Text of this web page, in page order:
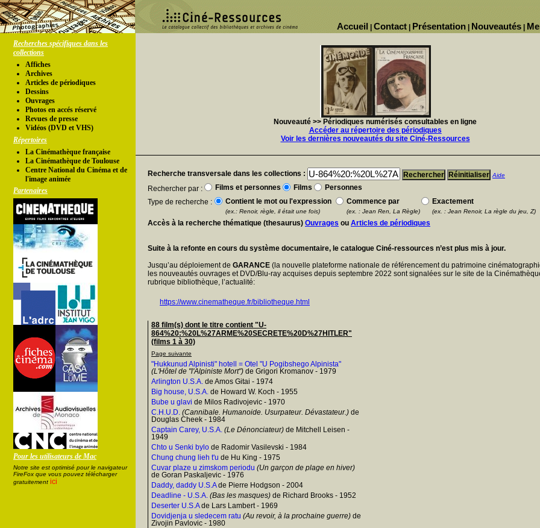
Nouveautés
Présentation
Contact
Accueil
Recherches spécifiques dans les
collections
Affiches
Archives
Articles de périodiques
Dessins
Ouvrages
Photos en accés réservé
Revues de presse
Vidéos (DVD et VHS)
Répertoires
La Cinémathèque française
La Cinémathèque de Toulouse
Centre National du Cinéma et de
l'image animée
Partenaires
Pour les utilisateurs de Mac
Notre site est optimisé pour le navigateur
FireFox que vous pouvez télécharger
gratuitement ici
Nouveauté >> Périodiques numérisés consultables en ligne
Accéder au répertoire des périodiques
Voir les dernières nouveautés du site Ciné-Ressources
Recherche transversale dans les collections : Aide
Rechercher par : Films et personnes Films
Personnes
Type de recherche :
Contient le mot ou l'expression Commence par Exactement
(ex.: Renoir, règle, il était une fois) (ex. : Jean Ren, La Règle) (ex. : Jean Renoir, La règle du jeu, Z)
Accès à la recherche thématique (thesaurus) Ouvrages ou Articles de périodiques
Suite à la refonte en cours du système documentaire, le catalogue Ciné-ressources n’est plus mis à jour.
Jusqu’au déploiement de GARANCE (la nouvelle plateforme nationale de référencement du patrimoine
les nouveautés ouvrages et DVD/Blu-ray acquises depuis septembre 2022 sont signalées sur le site de la
rubrique bibliothèque, l’actualité:
https://www.cinematheque.fr/bibliotheque.html
88 film(s) dont le titre contient "U-
864%20:%20L%27ARME%20SECRETE%20D%27HITLER"
(films 1 à 30)
Page suivante
"Hukkunud Alpinisti" hotell = Otel "U Pogibshego Alpinista"
(L'Hôtel de "l'Alpiniste Mort") de Grigori Kromanov - 1979
Arlington U.S.A. de Amos Gitai - 1974
Big house, U.S.A. de Howard W. Koch - 1955
Bube u glavi de Milos Radivojevic - 1970
C.H.U.D. (Cannibale. Humanoide. Usurpateur. Dévastateur.) de
Douglas Cheek - 1984
Captain Carey, U.S.A. (Le Dénonciateur) de Mitchell Leisen -
1949
Chto u Senki bylo de Radomir Vasilevski - 1984
Chung chung lieh t'u de Hu King - 1975
Cuvar plaze u zimskom periodu (Un garçon de plage en hiver)
de Goran Paskaljevic - 1976
Daddy, daddy U.S.Ade Pierre Hodgson - 2004
Deadline - U.S.A. (Bas les masques) de Richard Brooks - 1952
Deserter U.S.Ade Lars Lambert - 1969
Dovidjenja u sledecem ratu (Au revoir, à la prochaine guerre) de
Zivojin Pavlovic - 1980